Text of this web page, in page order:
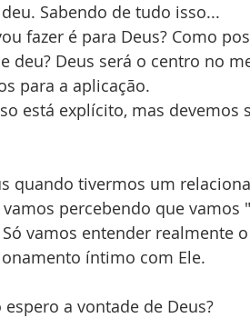
Sabendo de tudo isso...
fazer é para Deus? Como
deu? Deus será o centro no
para a aplicação.
está explícito, mas devemos
quando tivermos um
percebendo que vamos
vamos entender realmente
íntimo com Ele.
a vontade de Deus?